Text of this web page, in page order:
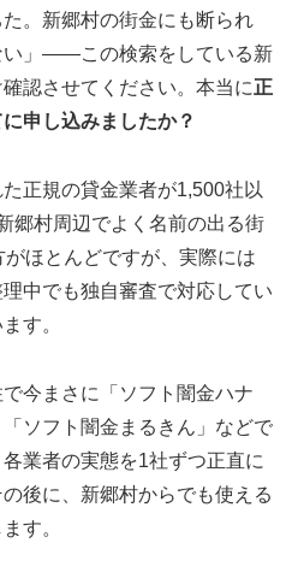
た。新郷村の街金にも断られ
い」——この検索をしている新
認させてください。本当に正
申し込みましたか？
正規の貸金業者が1,500社以
郷村周辺でよく名前の出る街
ほとんどですが、実際には
中でも独自審査で対応してい
す。
今まさに「ソフト闇金ハナ
ソフト闇金まるきん」などで
業者の実態を1社ずつ正直に
後に、新郷村からでも使える
す。